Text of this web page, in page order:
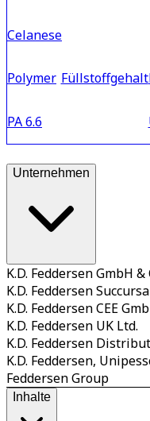
Celanese
Polymer
PA 6.6
Füllstoffgehalt
Unternehmen
K.D. Feddersen GmbH &
K.D. Feddersen
K.D. Feddersen CEE
K.D. Feddersen UK Ltd.
K.D. Feddersen
K.D. Feddersen,
Feddersen Group
Inhalte